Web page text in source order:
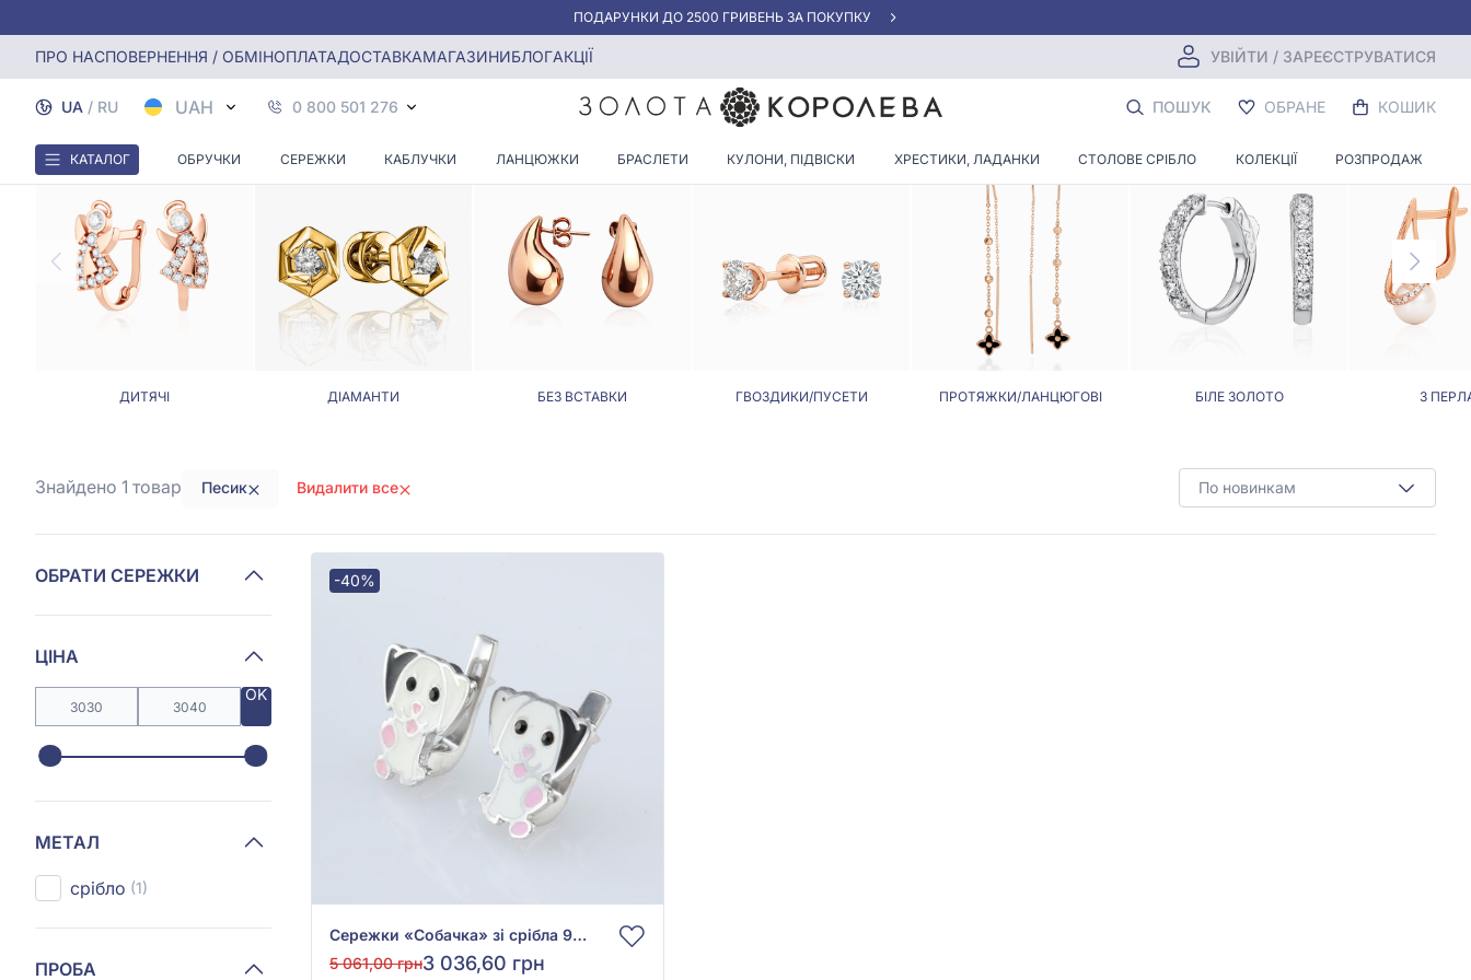
ПОДАРУНКИ ДО 2500 ГРИВЕНЬ ЗА ПОКУПКУ
ПРО НАСПОВЕРНЕННЯ / ОБМІНОПЛАТАДОСТАВКАМАГАЗИНИБЛОГАКЦІЇ УВІЙТИ / ЗАРЕЄСТРУВАТИСЯ
UA / RU UAH 0 800 501 276 ПОШУК ОБРАНЕ КОШИК
КАТАЛОГ ОБРУЧКИ СЕРЕЖКИ КАБЛУЧКИ ЛАНЦЮЖКИ БРАСЛЕТИ КУЛОНИ, ПІДВІСКИ ХРЕСТИКИ, ЛАДАНКИ СТОЛОВЕ СРІБЛО КОЛЕКЦІЇ РОЗПРОДАЖ
Головна Сережки Сережки у формі собаки
СЕРЕЖКИ У ФОРМІ СОБАКИ
ДИТЯЧІ ДІАМАНТИ БЕЗ ВСТАВКИ ГВОЗДИКИ/ПУСЕТИ ПРОТЯЖКИ/ЛАНЦЮГОВІ БІЛЕ ЗОЛОТО З
По новинкам
Знайдено 1 товар Песик Видалити все
ОБРАТИ СЕРЕЖКИ
ЦІНА
OK
МЕТАЛ
срібло (1)
ПРОБА
-40%
Сережки «Собачка» зі срібла 925° з рожевою та чорною емаллю, арт. А130сР
5 061,00 грн3 036,60 грн